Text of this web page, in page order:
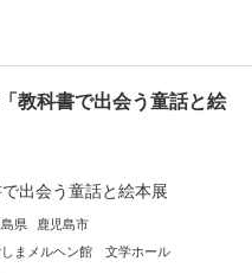
教科書で出会う童話と絵
出会う童話と絵本展
県
鹿児島市
しまメルヘン館 文学ホール